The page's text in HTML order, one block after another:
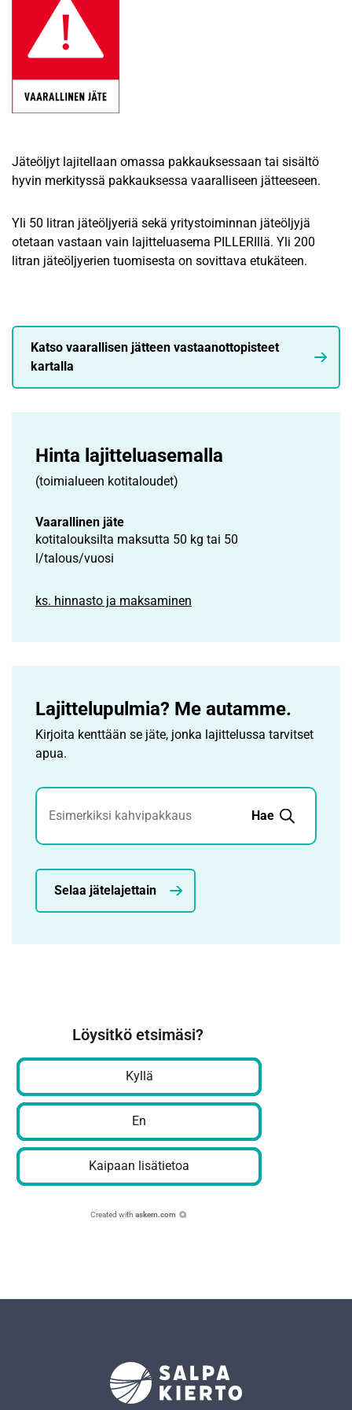
Jäteöljyt lajitellaan omassa pakkauksessaan tai sisältö
hyvin merkityssä pakkauksessa vaaralliseen jätteeseen.
Yli 50 litran jäteöljyeriä sekä yritystoiminnan jäteöljyjä
otetaan vastaan vain lajitteluasema PILLERIllä. Yli 200
litran jäteöljyerien tuomisesta on sovittava etukäteen.
Katso vaarallisen jätteen vastaanottopisteet
kartalla
Hinta lajittelu­asemalla
(toimialueen kotitaloudet)
Vaarallinen jäte
kotitalouksilta maksutta 50 kg tai 50
l/talous/vuosi
ks. hinnasto ja maksaminen
Lajittelupulmia? Me autamme.
Kirjoita kenttään se jäte, jonka lajittelussa tarvitset
apua.
Jätehaku
Hae
Selaa jätelajettain
Löysitkö etsimäsi?
Kyllä
En
Kaipaan lisätietoa
Created with askem.com